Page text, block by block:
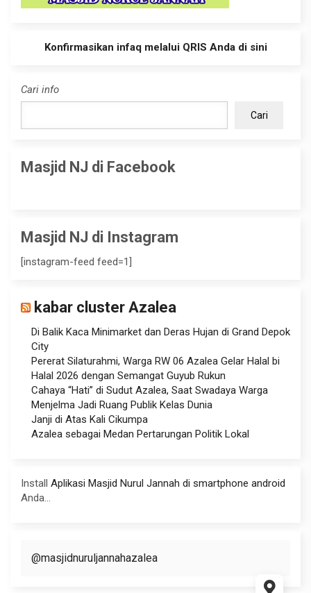
Konfirmasikan infaq melalui QRIS Anda di sini
Cari info
Cari
Masjid NJ di Facebook
Masjid NJ di Instagram
[instagram-feed feed=1]
kabar cluster Azalea
Di Balik Kaca Minimarket dan Deras Hujan di Grand Depok
City
Pererat Silaturahmi, Warga RW 06 Azalea Gelar Halal bi
Halal 2026 dengan Semangat Guyub Rukun
Cahaya “Hati” di Sudut Azalea, Saat Swadaya Warga
Menjelma Jadi Ruang Publik Kelas Dunia
Janji di Atas Kali Cikumpa
Azalea sebagai Medan Pertarungan Politik Lokal
Install Aplikasi Masjid Nurul Jannah di smartphone android
Anda...
@masjidnuruljannahazalea